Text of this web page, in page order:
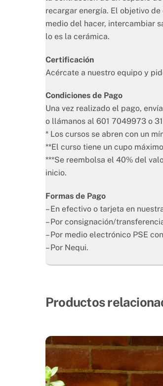
recargar energía. El objetivo
medio del hacer, intercambiar
lo es la cerámica.
Certificación
Acércate a nuestro equipo y
Condiciones de Pago
Una vez realizado el pago,
o llámanos al 601 7049973 o
* Los cursos se abren con un
**El curso tiene un cupo
***Se reembolsa el 40% del
inicio.
Formas de Pago
– En efectivo o tarjeta en
– Por consignación/
– Por medio electrónico PSE
– Por Nequi.
Productos